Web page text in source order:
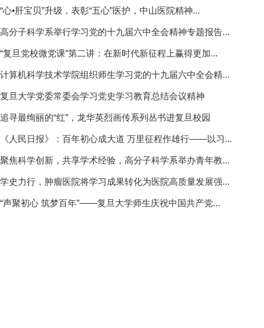
“心•肝宝贝”升级，表彰“五心”医护，中山医院精神...
高分子科学系举行学习党的十九届六中全会精神专题报告...
“复旦党校微党课”第二讲：在新时代新征程上赢得更加...
计算机科学技术学院组织师生学习党的十九届六中全会精...
复旦大学党委常委会学习党史学习教育总结会议精神
追寻最绚丽的“红”，龙华英烈画传系列丛书进复旦校园
《人民日报》：百年初心成大道 万里征程作雄行——以习...
聚焦科学创新，共享学术经验，高分子科学系举办青年教...
学史力行，肿瘤医院将学习成果转化为医院高质量发展强...
“声聚初心 筑梦百年”——复旦大学师生庆祝中国共产党...